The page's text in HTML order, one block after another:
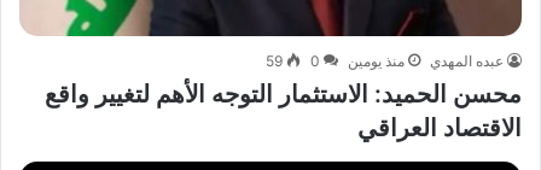
عبده المهدي منذ يومين 0
59
محسن الحميد: الاستثمار التوجه الأهم لتغيير واقع
الاقتصاد العراقي